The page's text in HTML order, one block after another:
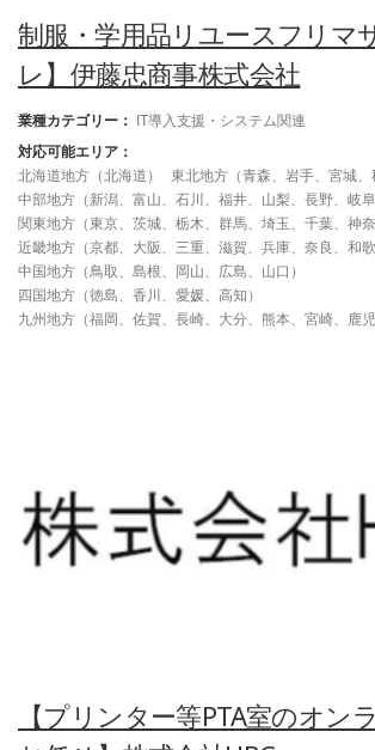
制服・学用品リユースフリマ
レ】伊藤忠商事株式会社
業種カテゴリー：
IT導入支援・システム関連
対応可能エリア：
北海道地方（北海道）
東北地方（青森、岩手、宮城、
中部地方（新潟、富山、石川、福井、山梨、長野、岐阜
関東地方（東京、茨城、栃木、群馬、埼玉、千葉、神奈
近畿地方（京都、大阪、三重、滋賀、兵庫、奈良、和歌
中国地方（鳥取、島根、岡山、広島、山口）
四国地方（徳島、香川、愛媛、高知）
九州地方（福岡、佐賀、長崎、大分、熊本、宮崎、鹿児
【プリンター等PTA室のオン